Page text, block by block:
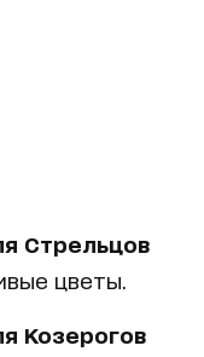
Стрельцов
цветы.
Козерогов